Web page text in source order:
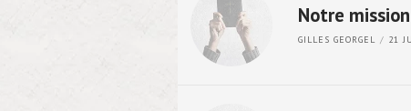
Notre
GILLES GEORGEL 21